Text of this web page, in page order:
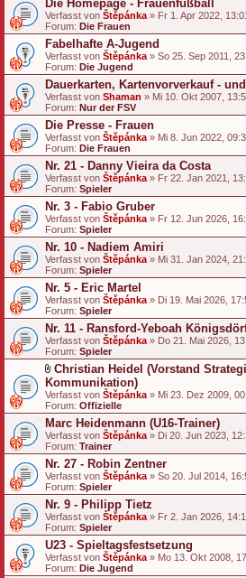
Die Homepage - Frauenfußball
Verfasst von Štěpánka » Fr 1. Apr 2022,
Forum: Die Frauen
Fabelhafte A-Jugend
Verfasst von Štěpánka » So 25. Sep 2011,
Forum: Die Jugend
Dauerkarten, Kartenvorverkauf -
Verfasst von Shaman » Mi 10. Okt 2007,
Forum: Nur der FSV
Die Presse - Frauen
Verfasst von Štěpánka » Mi 8. Jun 2022,
Forum: Die Frauen
Nr. 21 - Danny Vieira da Costa
Verfasst von Štěpánka » Fr 22. Jan 2021,
Forum: Spieler
Nr. 3 - Fabio Gruber
Verfasst von Štěpánka » Fr 12. Jun 2026,
Forum: Spieler
Nr. 10 - Nadiem Amiri
Verfasst von Štěpánka » Mi 31. Jan 2024,
Forum: Spieler
Nr. 5 - Eric Martel
Verfasst von Štěpánka » Di 19. Mai 2026,
Forum: Spieler
Nr. 11 - Ransford-Yeboah
Verfasst von Štěpánka » Do 21. Mai 2026,
Forum: Spieler
D
a
t
e
i
a
n
h
a
n
g
Christian Heidel (Vorstand
Kommunikation)
Verfasst von Štěpánka » Mi 23. Dez 2009,
Forum: Offizielle
Marc Heidenmann (U16-Trainer)
Verfasst von Štěpánka » Di 20. Jun 2023,
Forum: Trainer
Nr. 27 - Robin Zentner
Verfasst von Štěpánka » So 20. Jul 2014,
Forum: Spieler
Nr. 9 - Philipp Tietz
Verfasst von Štěpánka » Fr 2. Jan 2026,
Forum: Spieler
U23 - Spieltagsfestsetzung
Verfasst von Štěpánka » Mo 13. Okt 2008,
Forum: Die Jugend